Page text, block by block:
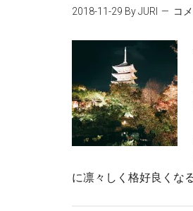
2018-11-29 By JURI コ
に凛々しく格好良くな